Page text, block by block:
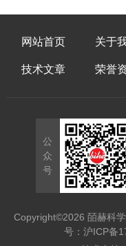
网站首页 关于
技术文章 荣誉
公
众
号
Copyright©2026 皕赫科
号：沪ICP备